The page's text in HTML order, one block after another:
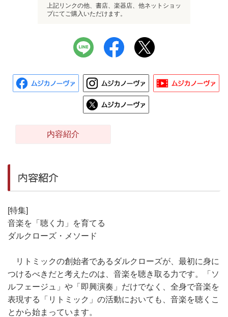
上記リンクの他、書店、楽器店、他ネットショッ
プにてご購入いただけます。
内容紹介
内容紹介
[特集]
音楽を「聴く力」を育てる
ダルクローズ・メソード
リトミックの創始者であるダルクローズが、最初に身に
つけるべきだと考えたのは、音楽を聴き取る力です。「ソ
ルフェージュ」や「即興演奏」だけでなく、全身で音楽を
表現する「リトミック」の活動においても、音楽を聴くこ
とから始まっています。